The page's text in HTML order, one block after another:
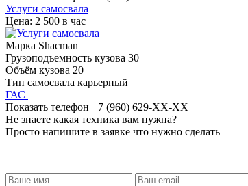
Услуги самосвала
Цена: 2 500 в час
Марка Shacman
Грузоподъемность кузова 30
Объём кузова 20
Тип самосвала карьерный
ГАС
Показать телефон +7 (960) 629-XX-XX
Не знаете какая техника вам нужна?
Просто напишите в заявке что нужно сделать